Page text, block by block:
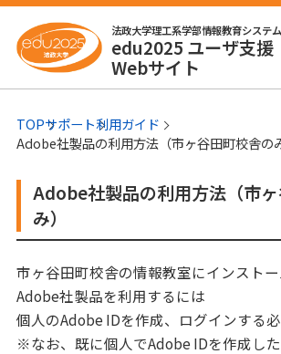
法政大学理工系学部情報教育システム
edu2025 ユーザ支援
Webサイト
TOPサポート利用ガイド
Adobe社製品の利用方法（市ヶ谷田町校舎のみ
Adobe社製品の利用方法（市
み）
市ヶ谷田町校舎の情報教室にインスト
Adobe社製品を利用するには
個人のAdobe IDを作成、ログインする必
※なお、既に個人でAdobe IDを作成し